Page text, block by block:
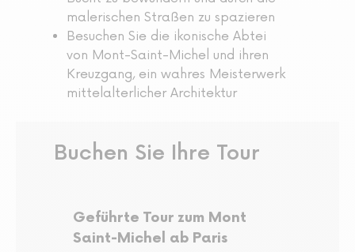
malerischen Straßen zu spazieren
Besuchen Sie die ikonische Abtei
von Mont-Saint-Michel und ihren
Kreuzgang, ein wahres Meisterwerk
mittelalterlicher Architektur
Buchen Sie Ihre Tour
Geführte Tour zum Mont
Saint-Michel ab Paris